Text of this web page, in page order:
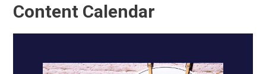
Content Calendar